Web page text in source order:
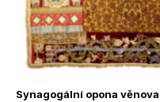
Synagogální opona